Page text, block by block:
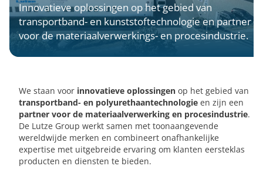
Innovatieve oplossingen op het gebied van
transportband- en kunststoftechnologie en partner
voor de materiaalverwerkings- en procesindustrie.
We staan voor innovatieve oplossingen op het gebied van
transportband- en polyurethaantechnologie en zijn een
partner voor de materiaalverwerking en procesindustrie.
De Lutze Group werkt samen met toonaangevende
wereldwijde merken en combineert onafhankelijke
expertise met uitgebreide ervaring om klanten eersteklas
producten en diensten te bieden.